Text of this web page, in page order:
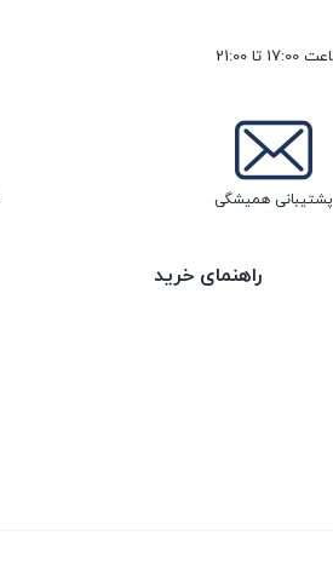
پشتیبانی همیشگی
راهنمای خرید